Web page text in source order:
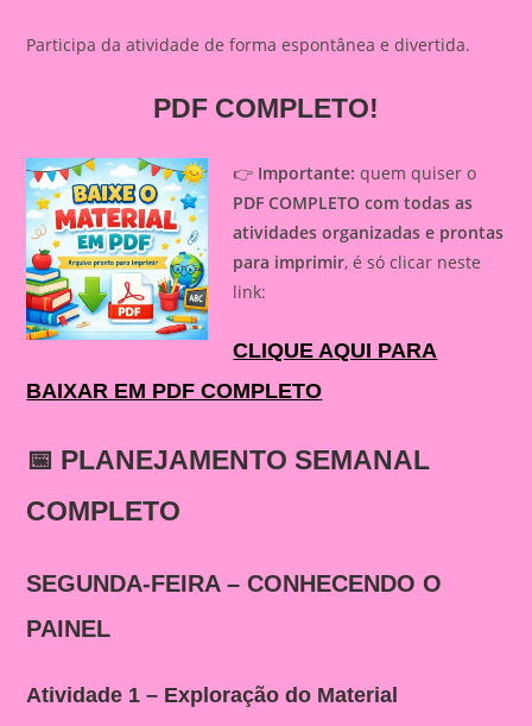
Participa da atividade de forma espontânea e divertida.
PDF COMPLETO!
👉 Importante: quem quiser o
PDF COMPLETO com todas as
atividades organizadas e prontas
para imprimir, é só clicar neste
link:
CLIQUE AQUI PARA
BAIXAR EM PDF COMPLETO
📅 PLANEJAMENTO SEMANAL
COMPLETO
SEGUNDA-FEIRA – CONHECENDO O
PAINEL
Atividade 1 – Exploração do Material